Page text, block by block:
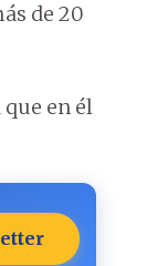
de 20
en él